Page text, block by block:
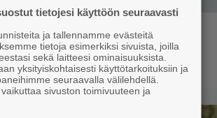
miljoonan toimintaseikkailu –
seksikohtauksen liian pitkälle
tietojesi käyttöön seuraavasti
ja tallennamme evästeitä
tietoja esimerkiksi sivuista, joilla
sekä laitteesi ominaisuuksista.
yksityiskohtaisesti käyttötarkoituksiin ja
seuraavalla välilehdellä.
sivuston toimivuuteen ja